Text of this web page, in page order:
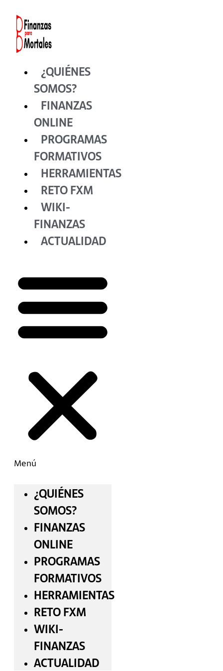
contenido
¿QUIÉNES
SOMOS?
FINANZAS
ONLINE
PROGRAMAS
FORMATIVOS
HERRAMIENTAS
RETO FXM
WIKI-
FINANZAS
ACTUALIDAD
Menú
¿QUIÉNES
SOMOS?
FINANZAS
ONLINE
PROGRAMAS
FORMATIVOS
HERRAMIENTAS
RETO FXM
WIKI-
FINANZAS
ACTUALIDAD